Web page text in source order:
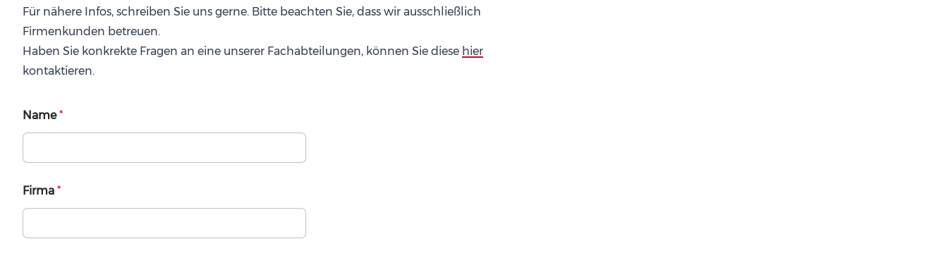
Für nähere Infos, schreiben Sie uns gerne. Bitte beachten Sie, dass wir ausschließlich
Firmenkunden betreuen.
Haben Sie konkrekte Fragen an eine unserer Fachabteilungen, können Sie diese hier
kontaktieren.
Name*
Firma *